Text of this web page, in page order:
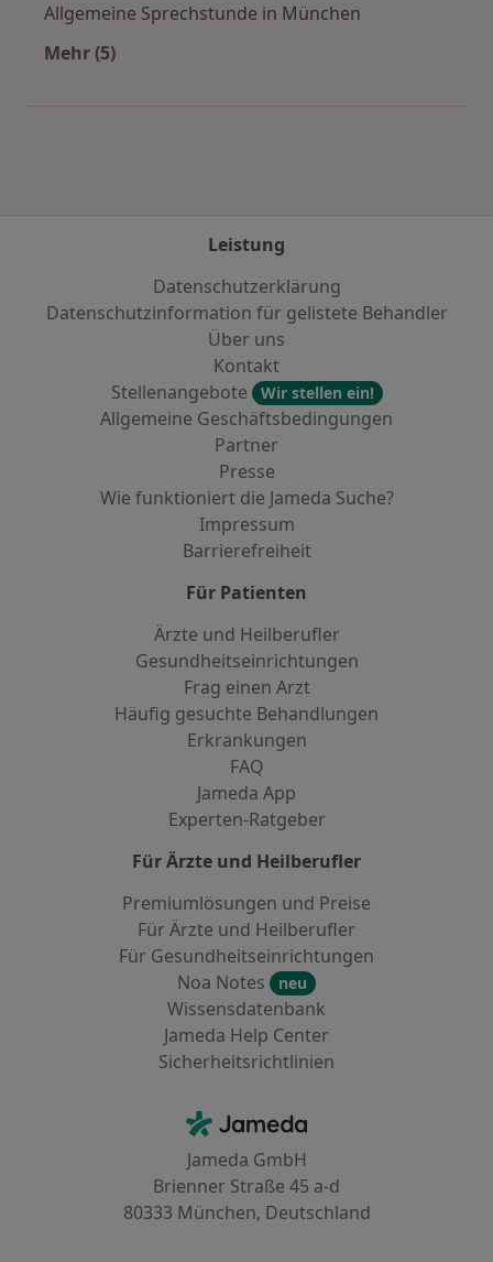
Allgemeine Sprechstunde in München
Mehr (5)
Leistung
Datenschutzerklärung
Datenschutzinformation für gelistete Behandler
Über uns
Kontakt
Stellenangebote
Wir stellen ein!
Allgemeine Geschäftsbedingungen
Partner
Presse
Wie funktioniert die Jameda Suche?
Impressum
Barrierefreiheit
Für Patienten
Ärzte und Heilberufler
Gesundheitseinrichtungen
Frag einen Arzt
Häufig gesuchte Behandlungen
Erkrankungen
FAQ
Jameda App
Experten-Ratgeber
Für Ärzte und Heilberufler
Premiumlösungen und Preise
Für Ärzte und Heilberufler
Für Gesundheitseinrichtungen
Noa Notes
neu
Wissensdatenbank
Jameda Help Center
Sicherheitsrichtlinien
Jameda - Startseite
Jameda GmbH
Brienner Straße 45 a-d
80333 München, Deutschland